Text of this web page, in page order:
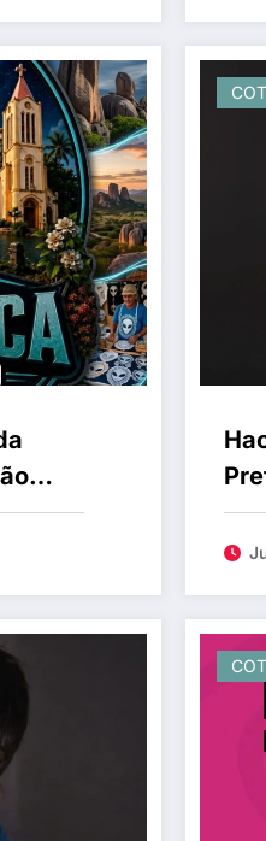
da